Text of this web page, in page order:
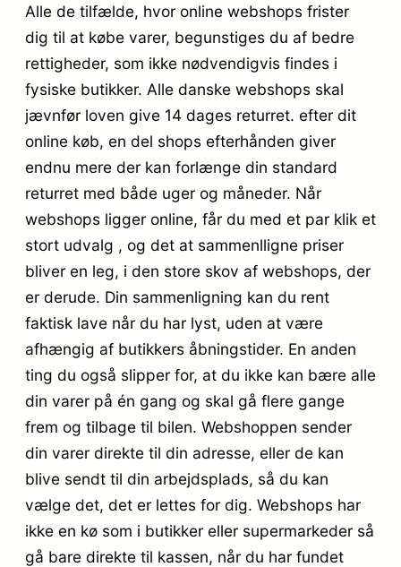
Alle de tilfælde, hvor online webshops frister
dig til at købe varer, begunstiges du af bedre
rettigheder, som ikke nødvendigvis findes i
fysiske butikker. Alle danske webshops skal
jævnfør loven give 14 dages returret. efter dit
online køb, en del shops efterhånden giver
endnu mere der kan forlænge din standard
returret med både uger og måneder. Når
webshops ligger online, får du med et par klik et
stort udvalg , og det at sammenlligne priser
bliver en leg, i den store skov af webshops, der
er derude. Din sammenligning kan du rent
faktisk lave når du har lyst, uden at være
afhængig af butikkers åbningstider. En anden
ting du også slipper for, at du ikke kan bære alle
din varer på én gang og skal gå flere gange
frem og tilbage til bilen. Webshoppen sender
din varer direkte til din adresse, eller de kan
blive sendt til din arbejdsplads, så du kan
vælge det, det er lettes for dig. Webshops har
ikke en kø som i butikker eller supermarkeder så
gå bare direkte til kassen, når du har fundet